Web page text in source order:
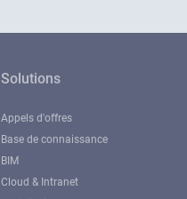
Base de connaissance
BIM
Cloud & Intranet
Exploitation